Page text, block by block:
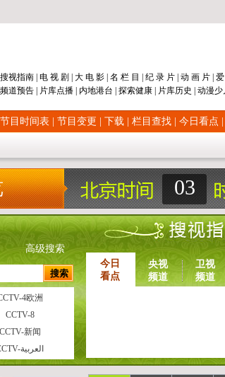
搜视指南 电 视 剧 大 电 影 名 栏 目 纪 录 片 动 画 片
频道预告 片库点播 内地港台 探索健康 片库历史 动漫少
节目时间表 节目变更 下载 栏目查找 今日看点
03
高级搜索
4欧洲
CCTV-8
CCTV-新闻
CCTV-العربية
第一剧场
今日
看点
央视
频道
卫视
频道